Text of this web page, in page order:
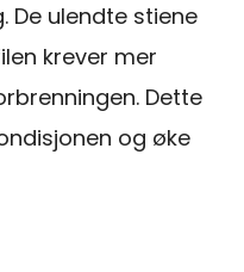
De ulendte stiene
krever mer
Dette
og øke